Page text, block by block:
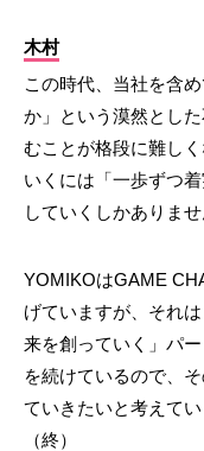
木村
この時代、当社を含
か」という漠然とし
むことが格段に難し
いくには「一歩ずつ
していくしかありませ
YOMIKOはGAME
げていますが、それ
来を創っていく」パ
を続けているので、
ていきたいと考えてい
（終）